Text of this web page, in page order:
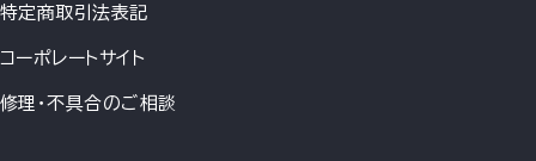
特定商取引法表記
コーポレートサイト
修理・不具合のご相談